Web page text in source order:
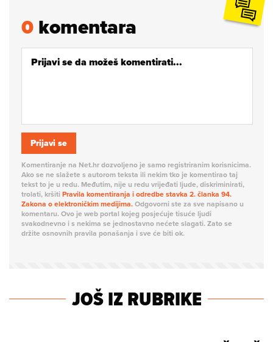
0komentara
Prijavi se
Komentiranje na Net.hr dozvoljeno je samo registriranim korisnicima.
Ako se ne slažete s autorom teksta ili nekim tko je komentirao taj
tekst to je u redu. Međutim, nije u redu vrijeđati ljude, diskriminirati,
trolati, kršiti Pravila komentiranja i odredbe stavka 2. članka 94.
Zakona o elektroničkim medijima.Odgovorni ste za sve napisano u
komentaru. Ovo je web portal kojeg posjećuje tisuće ljudi
svakodnevno i s nekima se jednostavno nećete slagati. Zato se
držite osnovnih pravila ponašanja i sve će biti ok.
JOŠ IZ RUBRIKE